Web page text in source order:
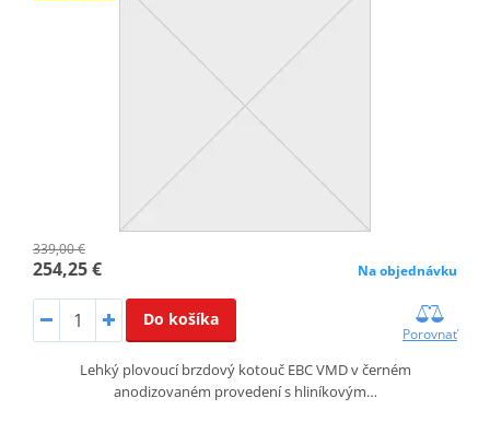
339,00 €
254,25 € Na objednávku
Do košíka
Porovnať
Lehký plovoucí brzdový kotouč EBC VMD v černém
anodizovaném provedení s hliníkovým…